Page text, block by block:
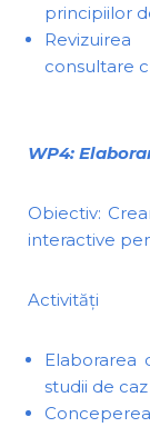
principiilor
consultare
WP4:
Obiectiv:
interactive
Activități
Elaborarea
studii de caz